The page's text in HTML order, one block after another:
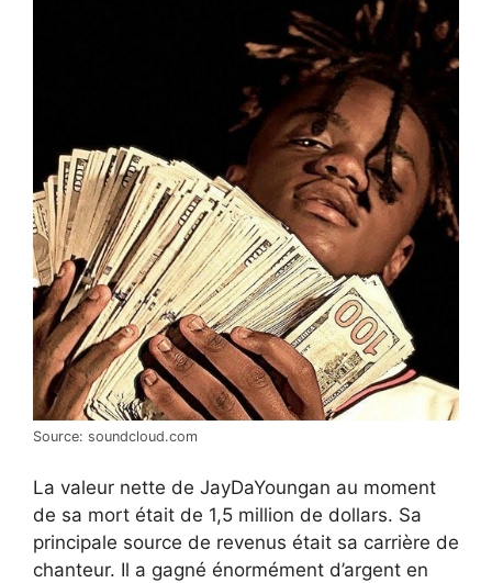
Source: soundcloud.com
La valeur nette de JayDaYoungan au moment
de sa mort était de 1,5 million de dollars. Sa
principale source de revenus était sa carrière de
chanteur. Il a gagné énormément d’argent en